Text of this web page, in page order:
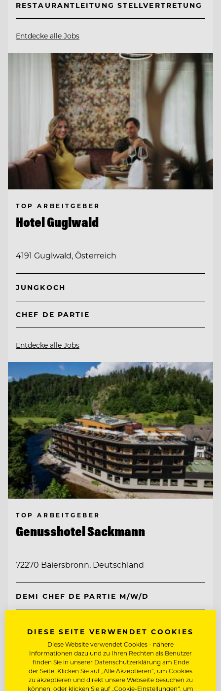
RESTAURANTLEITUNG STELLVERTRETUNG
Entdecke alle Jobs
TOP ARBEITGEBER
Hotel Guglwald
4191 Guglwald, Österreich
JUNGKOCH
CHEF DE PARTIE
Entdecke alle Jobs
TOP ARBEITGEBER
Genusshotel Sackmann
72270 Baiersbronn, Deutschland
DEMI CHEF DE PARTIE M/W/D
Entdecke alle Jobs
DIESE SEITE VERWENDET COOKIES
Diese Website verwendet Cookies - nähere
Informationen dazu und zu Ihren Rechten als Benutzer
finden Sie in unserer Datenschutzerklärung am Ende
der Seite. Klicken Sie auf „Alle Akzeptieren“, um Cookies
zu akzeptieren und direkt unsere Webseite besuchen zu
können, oder klicken Sie auf „Cookie-Einstellungen“, um